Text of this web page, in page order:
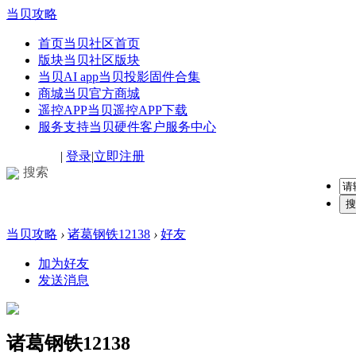
当贝攻略
首页当贝社区首页
版块当贝社区版块
当贝AI app当贝投影固件合集
商城当贝官方商城
遥控APP当贝遥控APP下载
服务支持当贝硬件客户服务中心
搜索
| 登录|立即注册
当贝攻略 › 诸葛钢铁12138 › 好友
加为好友
发送消息
诸葛钢铁12138